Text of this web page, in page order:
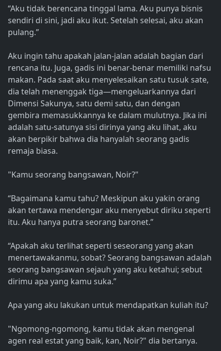
“Aku tidak berencana tinggal lama. Aku punya bisnis
sendiri di sini, jadi aku ikut. Setelah selesai, aku akan
pulang.”
Aku ingin tahu apakah jalan-jalan adalah bagian dari
rencana itu. Juga, gadis ini benar-benar memiliki nafsu
makan. Pada saat aku menyelesaikan satu tusuk sate,
dia telah menenggak tiga—mengeluarkannya dari
Dimensi Sakunya, satu demi satu, dan dengan
gembira memasukkannya ke dalam mulutnya. Jika ini
adalah satu-satunya sisi dirinya yang aku lihat, aku
akan berpikir bahwa dia hanyalah seorang gadis
remaja biasa.
"Kamu seorang bangsawan, Noir?"
“Bagaimana kamu tahu? Meskipun aku yakin orang
akan tertawa mendengar aku menyebut diriku seperti
itu. Aku hanya putra seorang baronet.”
“Apakah aku terlihat seperti seseorang yang akan
menertawakanmu, sobat? Seorang bangsawan adalah
seorang bangsawan sejauh yang aku ketahui; sebut
dirimu apa yang kamu suka.”
Apa yang aku lakukan untuk mendapatkan kuliah itu?
"Ngomong-ngomong, kamu tidak akan mengenal
agen real estat yang baik, kan, Noir?" dia bertanya.